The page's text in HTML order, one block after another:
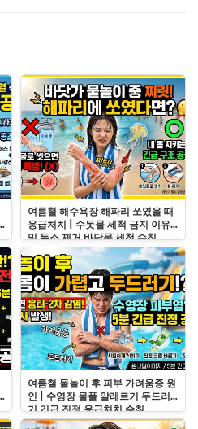
여름철 해수욕장 해파리 쏘였을 때
응급처치 | 수돗물 세척 금지 이유
및 독소 제거 바닷물 세척 수칙
여름철 물놀이 후 피부 가려움증 원
인 | 수영장 물풀 알레르기 두드러
기 긴급 진정 응급처치 수칙